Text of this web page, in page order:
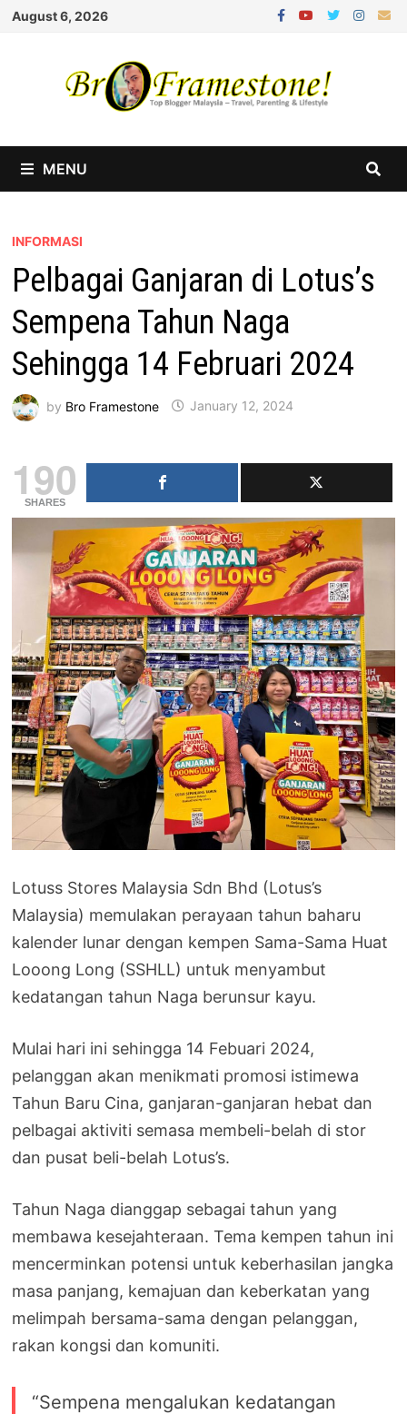
Skip
August 6, 2026
MENU
INFORMASI
Pelbagai Ganjaran di Lotus’s
Sempena Tahun Naga
Sehingga 14 Februari 2024
by Bro Framestone January 12, 2024
190
SHARES
Lotuss Stores Malaysia Sdn Bhd (Lotus’s
Malaysia) memulakan perayaan tahun baharu
kalender lunar dengan kempen Sama-Sama Huat
Looong Long (SSHLL) untuk menyambut
kedatangan tahun Naga berunsur kayu.
Mulai hari ini sehingga 14 Febuari 2024,
pelanggan akan menikmati promosi istimewa
Tahun Baru Cina, ganjaran-ganjaran hebat dan
pelbagai aktiviti semasa membeli-belah di stor
dan pusat beli-belah Lotus’s.
Tahun Naga dianggap sebagai tahun yang
membawa kesejahteraan. Tema kempen tahun ini
mencerminkan potensi untuk keberhasilan jangka
masa panjang, kemajuan dan keberkatan yang
melimpah bersama-sama dengan pelanggan,
rakan kongsi dan komuniti.
“Sempena mengalukan kedatangan